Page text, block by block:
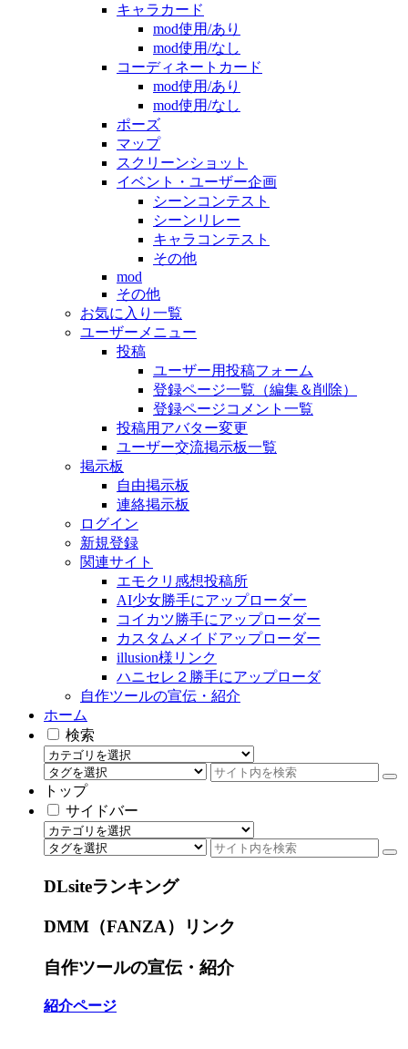
キャラカード
mod使用/あり
mod使用/なし
コーディネートカード
mod使用/あり
mod使用/なし
ポーズ
マップ
スクリーンショット
イベント・ユーザー企画
シーンコンテスト
シーンリレー
キャラコンテスト
その他
mod
その他
お気に入り一覧
ユーザーメニュー
投稿
ユーザー用投稿フォーム
登録ページ一覧（編集＆削除）
登録ページコメント一覧
投稿用アバター変更
ユーザー交流掲示板一覧
掲示板
自由掲示板
連絡掲示板
ログイン
新規登録
関連サイト
エモクリ感想投稿所
AI少女勝手にアップローダー
コイカツ勝手にアップローダー
カスタムメイドアップローダー
illusion様リンク
ハニセレ２勝手にアップローダ
自作ツールの宣伝・紹介
ホーム
検索
トップ
サイドバー
DLsiteランキング
DMM（FANZA）リンク
自作ツールの宣伝・紹介
紹介ページ